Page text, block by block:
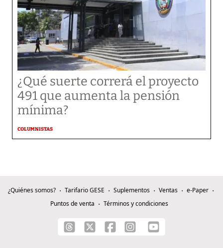
¿Qué suerte correrá el proyecto
491 que aumenta la pensión
mínima?
COLUMNISTAS
¿Quiénes somos? Tarifario GESE Suplementos Ventas
e-Paper
Puntos de venta
Términos y condiciones